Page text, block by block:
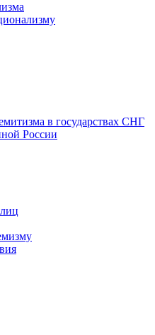
в государствах СНГ
России